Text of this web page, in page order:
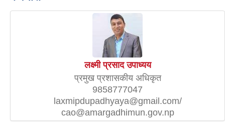
लक्ष्मी प्रसाद उपाध्यय
प्रमुख प्रशासकीय अधिकृत
9858777047
laxmipdupadhyaya@gmail.com/
cao@amargadhimun.gov.np